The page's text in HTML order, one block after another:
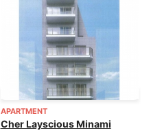
APARTMENT
Cher Layscious Minami